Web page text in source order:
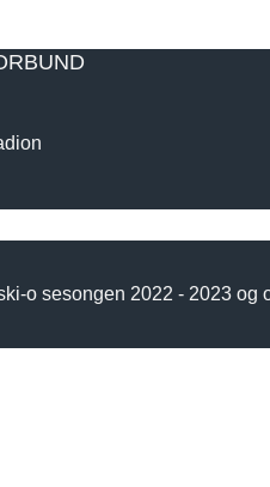
o sesongen 2022 - 2023 og